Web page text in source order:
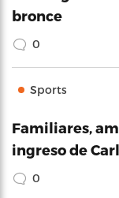
bronce
0
Sports
Familiares,
ingreso de
0